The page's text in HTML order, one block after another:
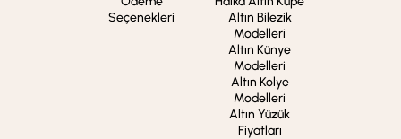
Seçenekleri
Altın Bilezik
Modelleri
Altın Künye
Modelleri
Altın Kolye
Modelleri
Altın Yüzük
Fiyatları